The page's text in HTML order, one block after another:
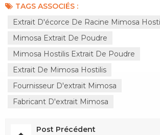
TAGS ASSOCIÉS :
Extrait D'écorce De Racine Mimosa
Mimosa Extrait De Poudre
Mimosa Hostilis Extrait De Poudre
Extrait De Mimosa Hostilis
Fournisseur D'extrait Mimosa
Fabricant D'extrait Mimosa
Post Précédent